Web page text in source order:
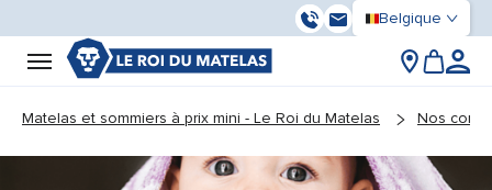
03 59 55 37 13
Contactez-nous
Belgique
Matelas et sommiers à prix mini - Le Roi du Matelas Nos